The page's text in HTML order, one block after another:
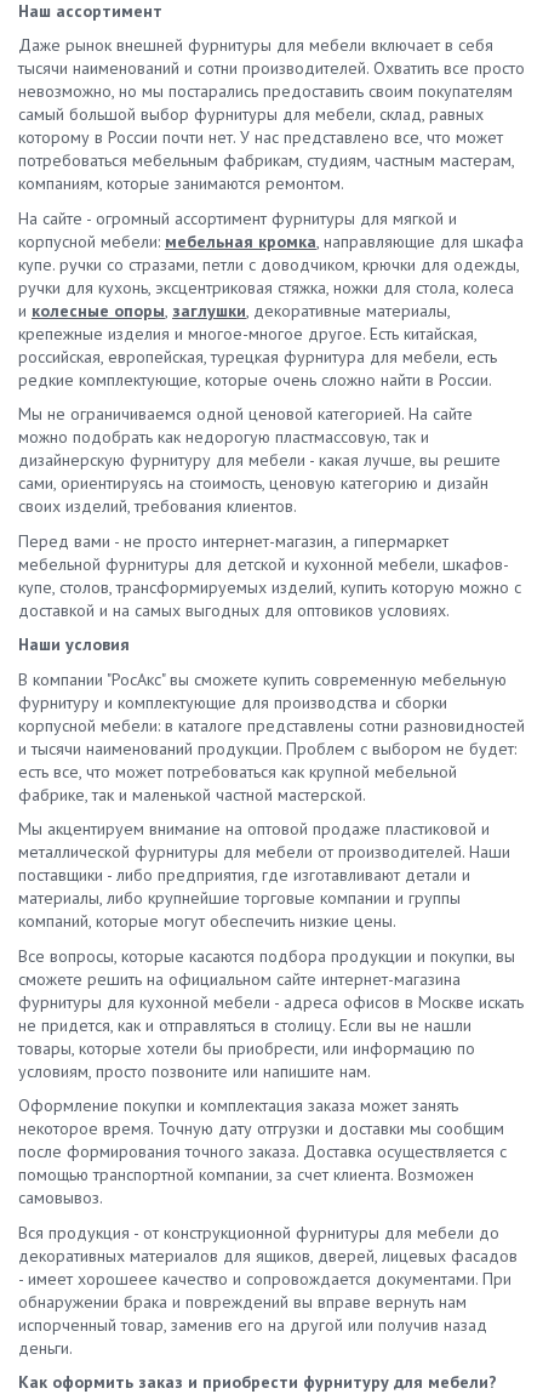
Наш ассортимент
Даже рынок внешней фурнитуры для мебели включает в себя
тысячи наименований и сотни производителей. Охватить все просто
невозможно, но мы постарались предоставить своим покупателям
самый большой выбор фурнитуры для мебели, склад, равных
которому в России почти нет. У нас представлено все, что может
потребоваться мебельным фабрикам, студиям, частным мастерам,
компаниям, которые занимаются ремонтом.
На сайте - огромный ассортимент фурнитуры для мягкой и
корпусной мебели: мебельная кромка , направляющие для шкафа
купе. ручки со стразами, петли с доводчиком, крючки для одежды,
ручки для кухонь, эксцентриковая стяжка, ножки для стола, колеса
и колесные опоры заглушки , декоративные материалы,
крепежные изделия и многое-многое другое. Есть китайская,
российская, европейская, турецкая фурнитура для мебели, есть
редкие комплектующие, которые очень сложно найти в России.
Мы не ограничиваемся одной ценовой категорией. На сайте
можно подобрать как недорогую пластмассовую, так и
дизайнерскую фурнитуру для мебели - какая лучше, вы решите
сами, ориентируясь на стоимость, ценовую категорию и дизайн
своих изделий, требования клиентов.
Перед вами - не просто интернет-магазин, а гипермаркет
мебельной фурнитуры для детской и кухонной мебели, шкафов-
купе, столов, трансформируемых изделий, купить которую можно с
доставкой и на самых выгодных для оптовиков условиях.
Наши условия
В компании "РосАкс" вы сможете купить современную мебельную
фурнитуру и комплектующие для производства и сборки
корпусной мебели: в каталоге представлены сотни разновидностей
и тысячи наименований продукции. Проблем с выбором не будет:
есть все, что может потребоваться как крупной мебельной
фабрике, так и маленькой частной мастерской.
Мы акцентируем внимание на оптовой продаже пластиковой и
металлической фурнитуры для мебели от производителей. Наши
поставщики - либо предприятия, где изготавливают детали и
материалы, либо крупнейшие торговые компании и группы
компаний, которые могут обеспечить низкие цены.
Все вопросы, которые касаются подбора продукции и покупки, вы
сможете решить на официальном сайте интернет-магазина
фурнитуры для кухонной мебели - адреса офисов в Москве искать
не придется, как и отправляться в столицу. Если вы не нашли
товары, которые хотели бы приобрести, или информацию по
условиям, просто позвоните или напишите нам.
Оформление покупки и комплектация заказа может занять
некоторое время. Точную дату отгрузки и доставки мы сообщим
после формирования точного заказа. Доставка осуществляется с
помощью транспортной компании, за счет клиента. Возможен
самовывоз.
Вся продукция - от конструкционной фурнитуры для мебели до
декоративных материалов для ящиков, дверей, лицевых фасадов
- имеет хорошеее качество и сопровождается документами. При
обнаружении брака и повреждений вы вправе вернуть нам
испорченный товар, заменив его на другой или получив назад
деньги.
Как оформить заказ и приобрести фурнитуру для мебели?